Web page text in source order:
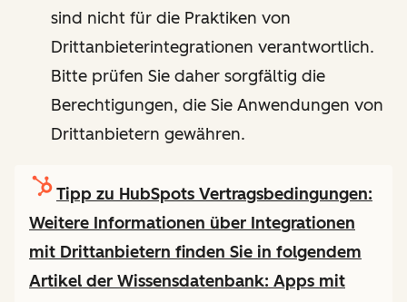
sind nicht für die Praktiken von
Drittanbieterintegrationen verantwortlich.
Bitte prüfen Sie daher sorgfältig die
Berechtigungen, die Sie Anwendungen von
Drittanbietern gewähren.
Tipp zu HubSpots Vertragsbedingungen:
Weitere Informationen über Integrationen
mit Drittanbietern finden Sie in folgendem
Artikel der Wissensdatenbank: Apps mit